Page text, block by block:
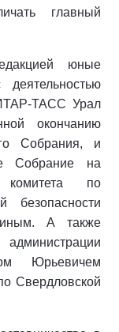
глав­ный
юные
ТАСС Урал
окончанию
Собрания, и
Собрание на
по
безопасности
А также
Юрьевичем
Свердловской